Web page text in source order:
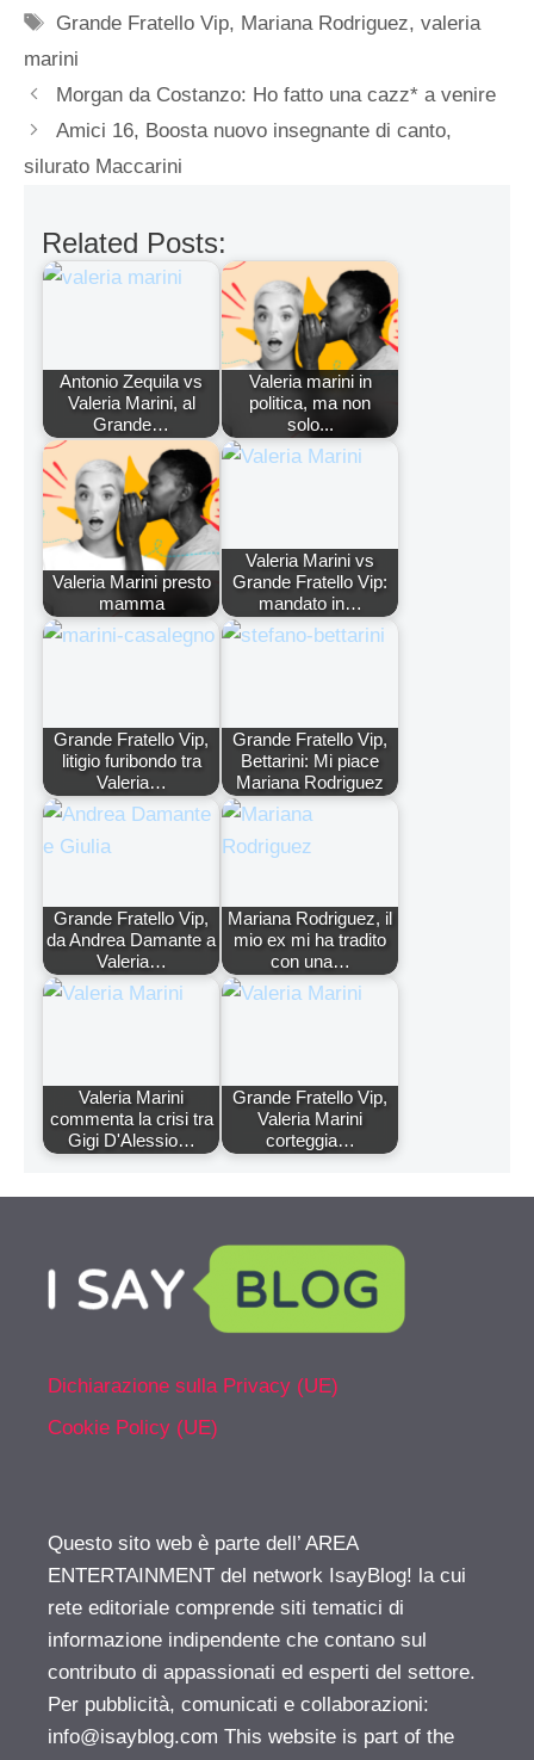
Tag
Grande Fratello Vip, Mariana Rodriguez,valeria
marini
Morgan da Costanzo: Ho fatto una cazz* a venire
Amici 16, Boosta nuovo insegnante di canto,
silurato Maccarini
Related Posts:
Antonio Zequila vs
Valeria Marini, al
Grande…
Valeria marini in
politica, ma non
solo...
Valeria Marini presto
mamma
Valeria Marini vs
Grande Fratello Vip:
mandato in…
Grande Fratello Vip,
litigio furibondo tra
Valeria…
Grande Fratello Vip,
Bettarini: Mi piace
Mariana Rodriguez
Grande Fratello Vip,
da Andrea Damante a
Valeria…
Mariana Rodriguez, il
mio ex mi ha tradito
con una…
Valeria Marini
commenta la crisi tra
Gigi D'Alessio…
Grande Fratello Vip,
Valeria Marini
corteggia…
Dichiarazione sulla Privacy (UE)
Cookie Policy (UE)
Questo sito web è parte dell’ AREA
ENTERTAINMENT del network IsayBlog! la cui
rete editoriale comprende siti tematici di
informazione indipendente che contano sul
contributo di appassionati ed esperti del settore.
Per pubblicità, comunicati e collaborazioni:
info@isayblog.com This website is part of the